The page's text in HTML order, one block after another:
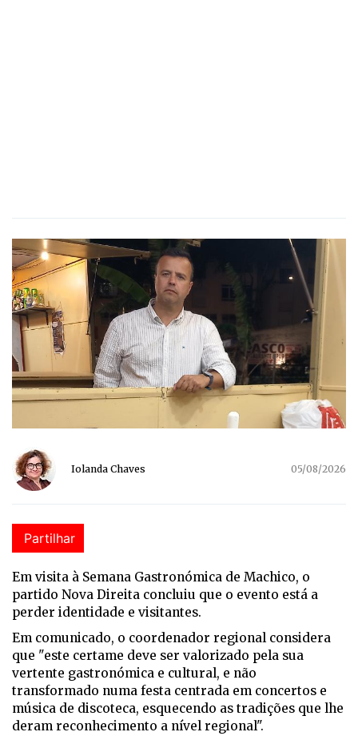
Iolanda Chaves 05/08/2026
Partilhar
Em visita à Semana Gastronómica de Machico, o
partido Nova Direita concluiu que o evento está a
perder identidade e visitantes.
Em comunicado, o coordenador regional considera
que "este certame deve ser valorizado pela sua
vertente gastronómica e cultural, e não
transformado numa festa centrada em concertos e
música de discoteca, esquecendo as tradições que lhe
deram reconhecimento a nível regional".